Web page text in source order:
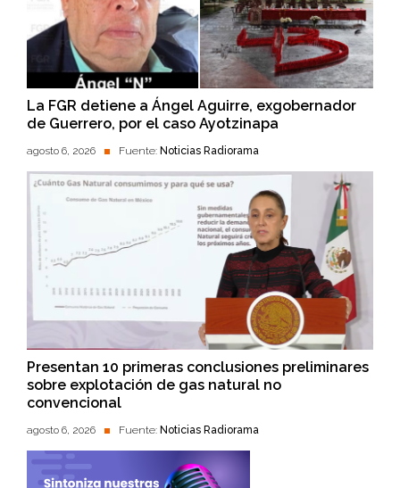
La FGR detiene a Ángel Aguirre, exgobernador
de Guerrero, por el caso Ayotzinapa
agosto 6, 2026 Fuente: Noticias Radiorama
Presentan 10 primeras conclusiones preliminares
sobre explotación de gas natural no
convencional
agosto 6, 2026 Fuente: Noticias Radiorama